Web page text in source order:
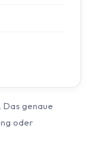
Das genaue
oder